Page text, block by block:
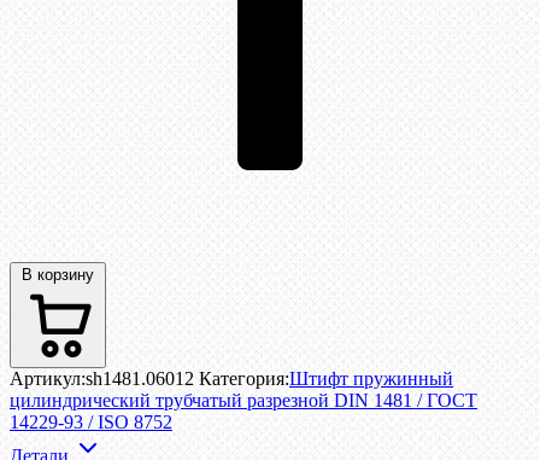
В корзину
Артикул:sh1481.06012 Категория:Штифт пружинный
цилиндрический трубчатый разрезной DIN 1481 / ГОСТ
14229-93 / ISO 8752